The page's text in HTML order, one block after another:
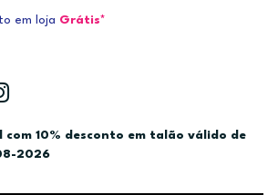
em loja Grátis*
com 10% desconto em talão válido de
2026